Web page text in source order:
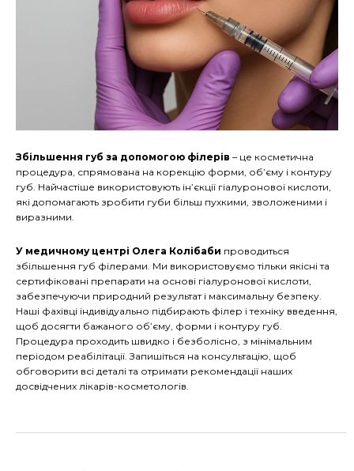
Збільшення губ за допомогою філерів – це косметична
процедура, спрямована на корекцію форми, об’єму і контуру
губ. Найчастіше використовують ін’єкції гіалуронової кислоти,
які допомагають зробити губи більш пухкими, зволоженими і
виразними.
У медичному центрі Олега Колібаби проводиться
збільшення губ філерами. Ми використовуємо тільки якісні та
сертифіковані препарати на основі гіалуронової кислоти,
забезпечуючи природний результат і максимальну безпеку.
Наші фахівці індивідуально підбирають філер і техніку введення,
щоб досягти бажаного об’єму, форми і контуру губ.
Процедура проходить швидко і безболісно, з мінімальним
періодом реабілітації. Запишіться на консультацію, щоб
обговорити всі деталі та отримати рекомендації наших
досвідчених лікарів-косметологів.